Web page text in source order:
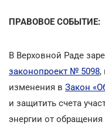
ПРАВОВОЕ СОБЫТИЕ:
В Верховной Раде
законопроект № 5098,
изменения в Закон
и защитить счета
энергии от